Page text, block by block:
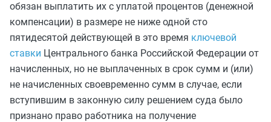
обязан выплатить их с уплатой процентов (денежной
компенсации) в размере не ниже одной сто
пятидесятой действующей в это время ключевой
ставки Центрального банка Российской Федерации от
начисленных, но не выплаченных в срок сумм и (или)
не начисленных своевременно сумм в случае, если
вступившим в законную силу решением суда было
признано право работника на получение